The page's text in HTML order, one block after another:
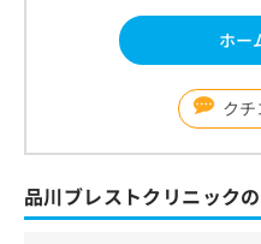
ホー
クチ
品川ブレストクリニック